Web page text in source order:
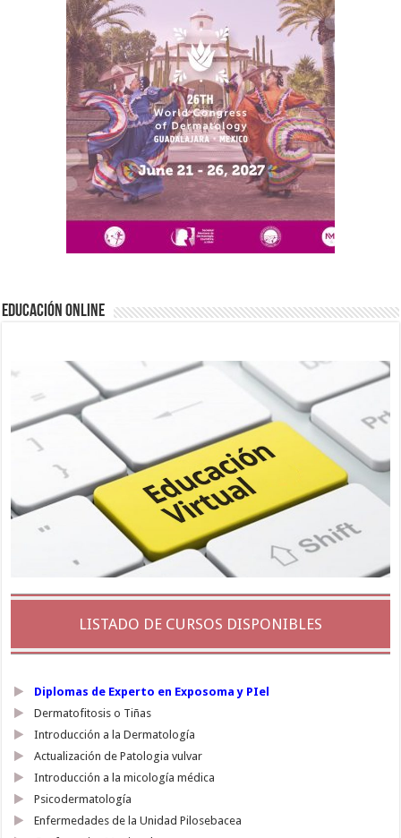
EDUCACIÓN ONLINE
LISTADO DE CURSOS DISPONIBLES
Diplomas de Experto en Exposoma y PIel
Dermatofitosis o Tiñas
Introducción a la Dermatología
Actualización de Patologia vulvar
Introducción a la micología médica
Psicodermatología
Enfermedades de la Unidad Pilosebacea